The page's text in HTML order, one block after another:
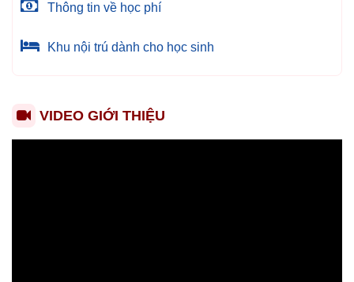
Thông tin về học phí
Khu nội trú dành cho học sinh
VIDEO GIỚI THIỆU